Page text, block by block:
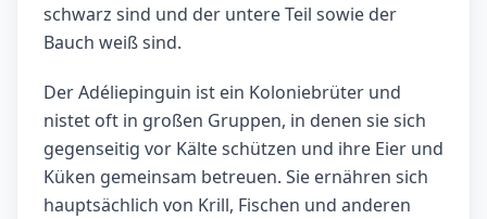
schwarz sind und der untere Teil sowie der
Bauch weiß sind.
Der Adéliepinguin ist ein Koloniebrüter und
nistet oft in großen Gruppen, in denen sie sich
gegenseitig vor Kälte schützen und ihre Eier und
Küken gemeinsam betreuen. Sie ernähren sich
hauptsächlich von Krill, Fischen und anderen